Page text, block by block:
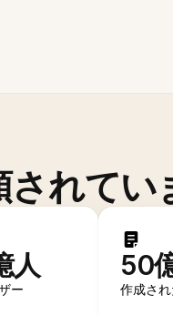
されてい
人
ー
50
作成さ